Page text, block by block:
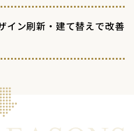
イン刷新・建て替えで改善